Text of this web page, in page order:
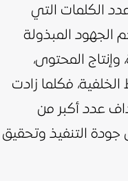
الكلمات التي
الجهود المبذولة
المحتوى،
الخلفية، فكلما زادت
عدد أكبر من
جودة التنفيذ وتحقيق